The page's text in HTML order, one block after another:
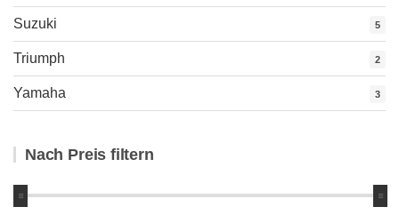
Suzuki 5
Triumph 2
Yamaha 3
Nach Preis filtern